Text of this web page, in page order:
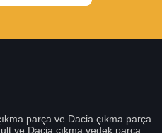
parça ve Dacia çıkma parça
ve Dacia çıkma yedek parça